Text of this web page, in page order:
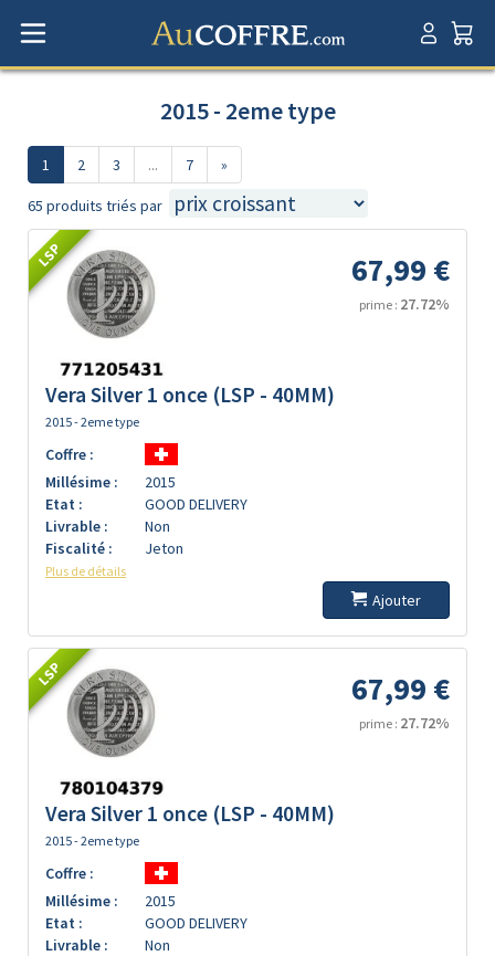
2015 - 2eme type
1 2 3 ... 7 »
65 produits triés par
LSP 67,99 €
prime : 27.72%
Vera Silver 1 once (LSP - 40MM)
2015 - 2eme type
Coffre :
Millésime :
2015
Etat :
GOOD DELIVERY
Livrable :
Non
Fiscalité :
Jeton
Plus de détails
Ajouter
LSP 67,99 €
prime : 27.72%
Vera Silver 1 once (LSP - 40MM)
2015 - 2eme type
Coffre :
Millésime :
2015
Etat :
GOOD DELIVERY
Livrable :
Non